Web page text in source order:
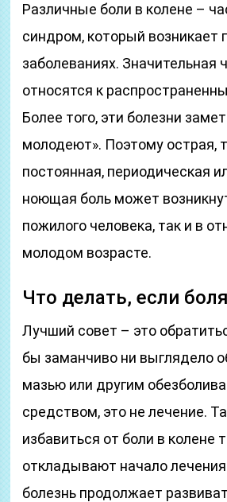
Различные боли в колене –
синдром, который возникает
заболеваниях. Значительная
относятся к
Более того, эти болезни
молодеют». Поэтому острая,
постоянная, периодическая
ноющая боль может
пожилого человека, так и в
молодом возрасте.
Что делать, если
Лучший совет – это
бы заманчиво ни выглядело
мазью или другим
средством, это не лечение.
избавиться от боли в колене
откладывают начало
болезнь продолжает